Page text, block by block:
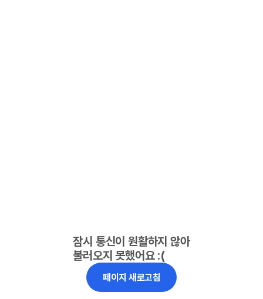
잠시 통신이 원활하지 않아
불러오지 못했어요 :(
페이지 새로고침